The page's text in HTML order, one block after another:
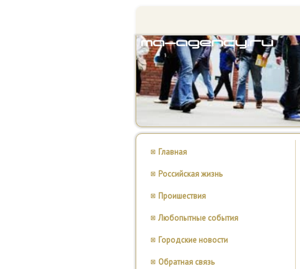
Главная
Российская жизнь
Проишествия
Любопытные события
Городские новости
Обратная связь